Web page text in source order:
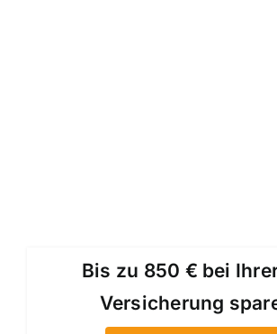
Bis zu 850 € bei
Versicherung